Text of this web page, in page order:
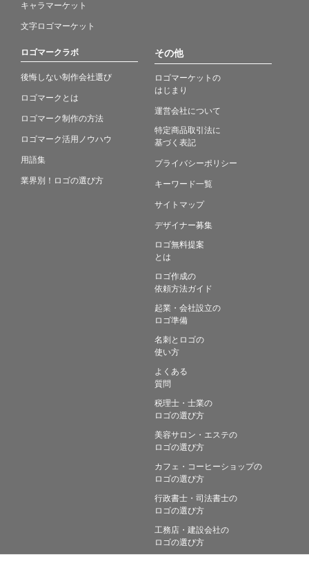
キャラマーケット
文字ロゴマーケット
ロゴマークラボ
後悔しない制作会社選び
ロゴマークとは
ロゴマーク制作の方法
ロゴマーク活用ノウハウ
用語集
業界別！ロゴの選び方
その他
ロゴマーケットの
はじまり
運営会社について
特定商品取引法に
基づく表記
プライバシーポリシー
キーワード一覧
サイトマップ
デザイナー募集
ロゴ無料提案
とは
ロゴ作成の
依頼方法ガイド
起業・会社設立の
ロゴ準備
名刺とロゴの
使い方
よくある
質問
税理士・士業の
ロゴの選び方
美容サロン・エステの
ロゴの選び方
カフェ・コーヒーショップの
ロゴの選び方
行政書士・司法書士の
ロゴの選び方
工務店・建設会社の
ロゴの選び方